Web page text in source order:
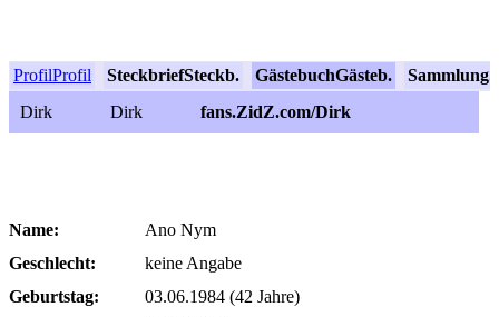
ProfilProfil SteckbriefSteckb. GästebuchGästeb. Sammlung
Dirk
Dirk fans.ZidZ.com/Dirk
Name:
Ano Nym
Geschlecht:
keine Angabe
Geburtstag:
03.06.1984 (42 Jahre)